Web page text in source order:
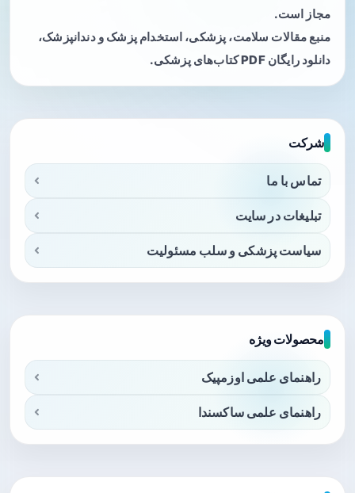
مجاز است.
منبع مقالات سلامت، پزشکی، استخدام پزشک و دندانپزشک،
دانلود رایگان PDF کتاب‌های پزشکی.
شرکت
تماس با ما
تبلیغات در سایت
سیاست پزشکی و سلب مسئولیت
محصولات ویژه
راهنمای علمی اوزمپیک
راهنمای علمی ساکسندا